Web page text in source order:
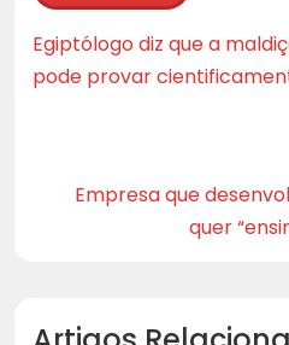
Egiptólogo diz que a
pode provar
Empresa que
quer